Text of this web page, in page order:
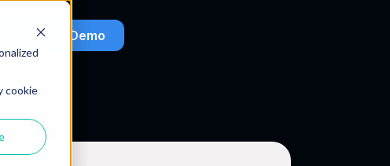
cookie
Agendar Demo